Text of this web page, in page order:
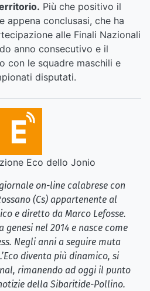
Più che positivo il
appena conclusasi, che ha
alle Finali Nazionali
anno consecutivo e il
con le squadre maschili e
disputati.
Eco dello Jonio
on-line calabrese con
(Cs) appartenente al
e diretto da Marco Lefosse.
nel 2014 e nasce come
Negli anni a seguire muta
diventa più dinamico, si
rimanendo ad oggi il punto
della Sibaritide-Pollino.